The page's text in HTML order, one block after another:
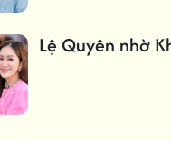
Lệ Quyên nhờ